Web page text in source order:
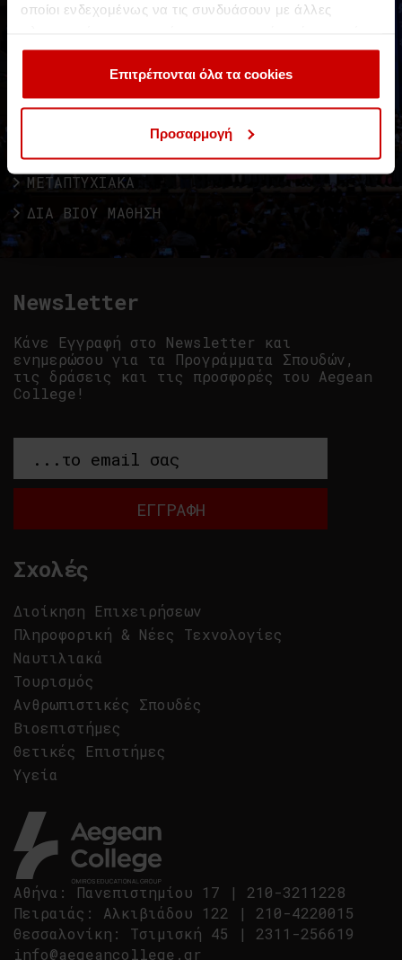
οποίοι ενδεχομένως να τις συνδυάσουν με άλλες
έχουν συλλέξει σε σχέση με την από μέρους σας χρήση
των υπηρεσιών τους.Επιτρέπονται όλα τα cookies
Προσαρμογή
Γνώρισε τα εκπαιδευτικά
προγράμματα του Aegean
College!
Συνεργασία με το University of Essex
ΜΕΤΑΠΤΥΧΙΑΚΑ
ΔΙΑ ΒΙΟΥ ΜΑΘΗΣΗ
Αθήνα : Πανεπιστημίου 17 | 210-3211228
Πειραιάς : Αλκιβιάδου 122 | 210-4220015
Θεσσαλονίκη : Τσιμισκή 45 | 2311-256619
info@aegeancollege.gr
Σχολές
Διοίκηση Επιχειρήσεων
Πληροφορική & Νέες Τεχνολογίες
Ναυτιλιακά
Τουρισμός
Ανθρωπιστικές Σπουδές
Βιοεπιστήμες
Θετικές Επιστήμες
Υγεία
Newsletter
Κάνε Εγγραφή στο Newsletter και
ενημερώσου για τα Προγράμματα Σπουδών,
τις δράσεις και τις προσφορές του Aegean
College!